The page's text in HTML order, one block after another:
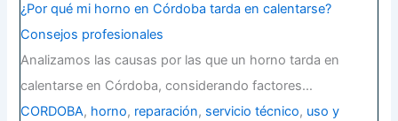
¿Por qué mi horno en Córdoba tarda en calentarse?
Consejos profesionales
Analizamos las causas por las que un horno tarda en
calentarse en Córdoba, considerando factores…
CORDOBA, horno, reparación, servicio técnico, uso y